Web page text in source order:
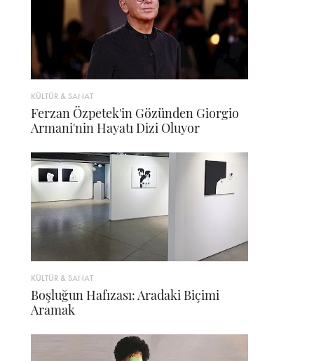
KÜLTÜR & SANAT
Ferzan Özpetek'in Gözünden Giorgio
Armani'nin Hayatı Dizi Oluyor
KÜLTÜR & SANAT
Boşluğun Hafızası: Aradaki Biçimi
Aramak